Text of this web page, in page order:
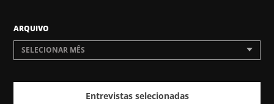
ARQUIVO
SELECIONAR MÊS
Entrevistas selecionadas